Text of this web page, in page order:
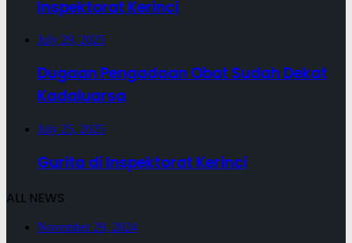
Inspektorat Kerinci
July 29, 2025
Dugaan Pengadaan Obat Sudah Dekat
Kadaluarsa
July 25, 2025
Gurita di Inspektorat Kerinci
ALL NEWS
November 29, 2024